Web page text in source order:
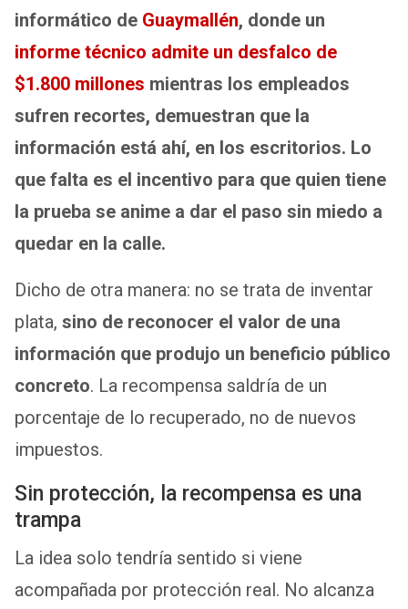
informático de Guaymallén, donde un
informe técnico admite un desfalco de
$1.800 millones mientras los empleados
sufren recortes, demuestran que la
información está ahí, en los escritorios. Lo
que falta es el incentivo para que quien tiene
la prueba se anime a dar el paso sin miedo a
quedar en la calle.
Dicho de otra manera: no se trata de inventar
plata, sino de reconocer el valor de una
información que produjo un beneficio público
concreto. La recompensa saldría de un
porcentaje de lo recuperado, no de nuevos
impuestos.
Sin protección, la recompensa es una
trampa
La idea solo tendría sentido si viene
acompañada por protección real. No alcanza